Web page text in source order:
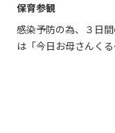
保育参観
感染予防の為、３日
は「今日お母さんく